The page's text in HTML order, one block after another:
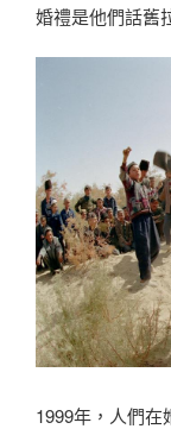
婚禮是他們話舊
1999年，人們在